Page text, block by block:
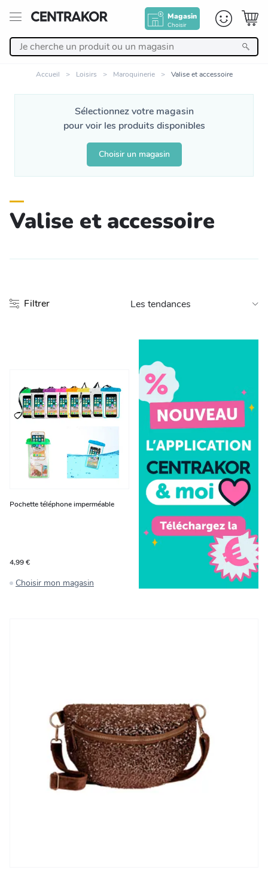
Magasin
Choisir
Nos Produits
Décoration
Linge de maison
Cuisine et art de la table
Salle de bain et beauté
Bricolage et auto
Jardin et plein air
Accueil Loisirs Maroquinerie Valise et accessoire
Sélectionnez votre magasin
pour voir les produits disponibles
Choisir un magasin
Valise et accessoire
Filtrer
Pochette téléphone imperméable
4,99 €
Choisir mon magasin